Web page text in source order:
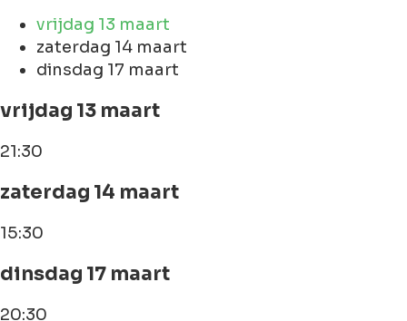
vrijdag 13 maart
zaterdag 14 maart
dinsdag 17 maart
vrijdag 13 maart
21:30
zaterdag 14 maart
15:30
dinsdag 17 maart
20:30